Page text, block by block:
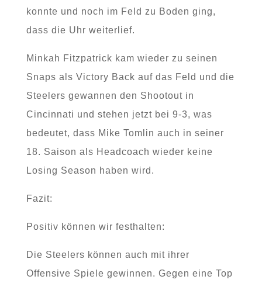
konnte und noch im Feld zu Boden ging,
dass die Uhr weiterlief.
Minkah Fitzpatrick kam wieder zu seinen
Snaps als Victory Back auf das Feld und die
Steelers gewannen den Shootout in
Cincinnati und stehen jetzt bei 9-3, was
bedeutet, dass Mike Tomlin auch in seiner
18. Saison als Headcoach wieder keine
Losing Season haben wird.
Fazit:
Positiv können wir festhalten:
Die Steelers können auch mit ihrer
Offensive Spiele gewinnen. Gegen eine Top